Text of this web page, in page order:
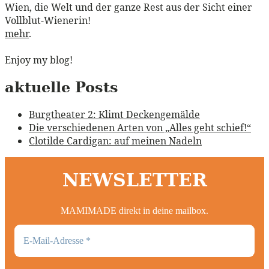
Wien, die Welt und der ganze Rest aus der Sicht einer
Vollblut-Wienerin!
mehr.
Enjoy my blog!
aktuelle Posts
Burgtheater 2: Klimt Deckengemälde
Die verschiedenen Arten von „Alles geht schief!“
Clotilde Cardigan: auf meinen Nadeln
NEWSLETTER
MAMIMADE direkt in deine mailbox.